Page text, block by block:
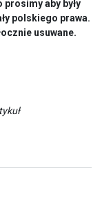
aby były
polskiego prawa.
usuwane.